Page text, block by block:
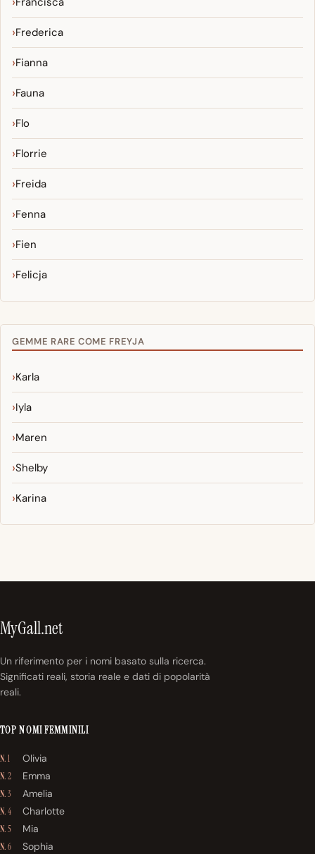
Frederica
Fianna
Fauna
Flo
Florrie
Freida
Fenna
Fien
Felicja
GEMME RARE COME FREYJA
Karla
Iyla
Maren
Shelby
Karina
MyGall.net
Un riferimento per i nomi basato sulla ricerca.
Significati reali, storia reale e dati di popolarità
reali.
TOP NOMI FEMMINILI
N. 1 Olivia
N. 2 Emma
N. 3 Amelia
N. 4 Charlotte
N. 5 Mia
N. 6 Sophia